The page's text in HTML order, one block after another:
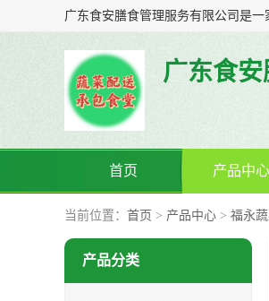
广东食
首页 产品中心
当前位置： 首页 > 产品中心 > 福永
产品分类